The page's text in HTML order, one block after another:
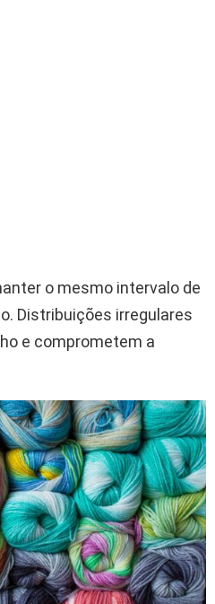
o mesmo intervalo de
Distribuições irregulares
e comprometem a